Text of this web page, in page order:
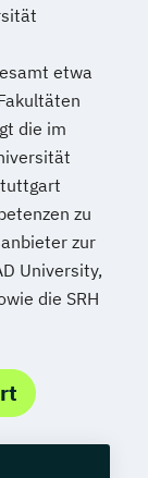
etwa
die im
zu
zur
University,
die SRH